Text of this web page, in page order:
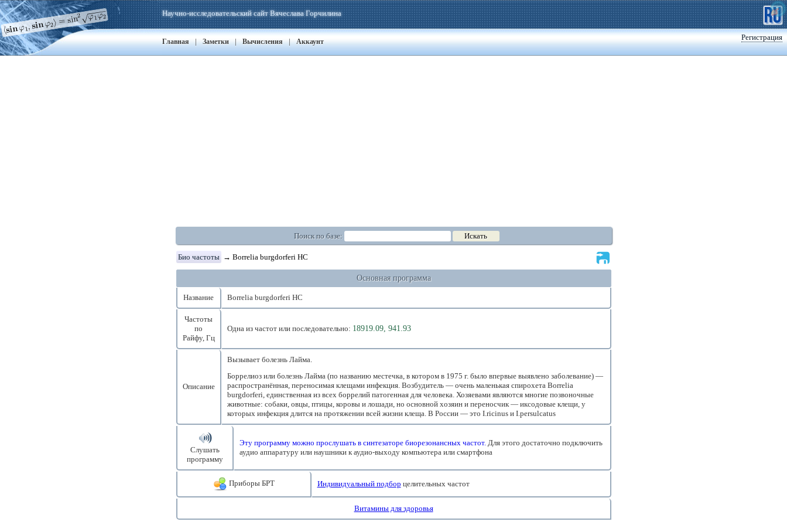
Регистрация
Научно-исследовательский сайт Вячеслава Горчилина
Главная | Заметки | Вычисления | Аккаунт
Поиск по базе:
Био частоты → Borrelia burgdorferi HC
Основная программа
Название Borrelia burgdorferi HC
Частоты
по
Райфу, Гц
Одна из частот или последовательно: 18919.09, 941.93
Описание
Вызывает болезнь Лайма.
Боррелиоз или болезнь Лайма (по названию местечка, в котором в 1975 г. было впервые выявлено заболевание) —
распространённая, переносимая клещами инфекция. Возбудитель — очень маленькая спирохета Borrelia
burgdorferi, единственная из всех боррелий патогенная для человека. Хозяевами являются многие позвоночные
животные: собаки, овцы, птицы, коровы и лошади, но основной хозяин и переносчик — иксодовые клещи, у
которых инфекция длится на протяжении всей жизни клеща. В России — это I.ricinus и I.persulcatus
Слушать
программу
Эту программу можно прослушать в синтезаторе биорезонансных частот.Для этого достаточно подключить
аудио аппаратуру или наушники к аудио-выходу компьютера или смартфона
Приборы БРТ Индивидуальный подбор целительных частот
Витамины для здоровья